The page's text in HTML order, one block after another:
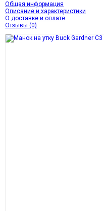
Общая информация
Описание и характеристики
О доставке и оплате
Отзывы (0)